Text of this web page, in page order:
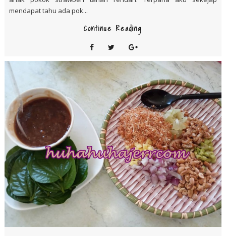
TANAM STRAWBERI TANAH RENDAH, PETIK
STRAWBERI DI LAMAN RUMAH TERASA DI BUKIT
PERANGINAN TUH!!
Noor Akma 11/28/2021 10:22:00 AM
Setahun yang lalu aku terpandangkan di laman shopee jualan
anak pokok strawberi tanah rendah. Terpana aku sekejap
mendapat tahu ada pok...
Continue Reading